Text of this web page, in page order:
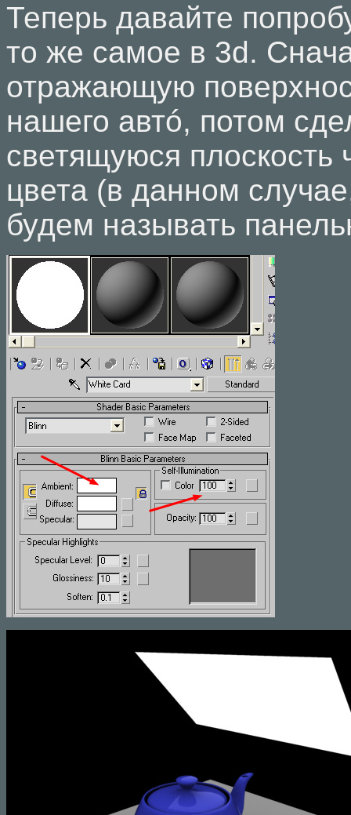
Теперь давайте
то же самое в 3d.
отражающую
нашего автó, потом
светящуюся плоскость
цвета (в данном
будем называть